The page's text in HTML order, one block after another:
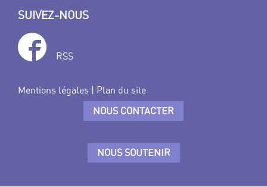
SUIVEZ-NOUS
RSS
Mentions légales | Plan du site
NOUS CONTACTER
NOUS SOUTENIR